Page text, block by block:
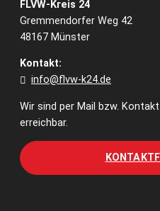
FLVW-Kreis 24
Gremmendorfer Weg 42
48167 Münster
Kontakt:
info@flvw-k24.de
Wir sind per Mail bzw.
erreichbar.